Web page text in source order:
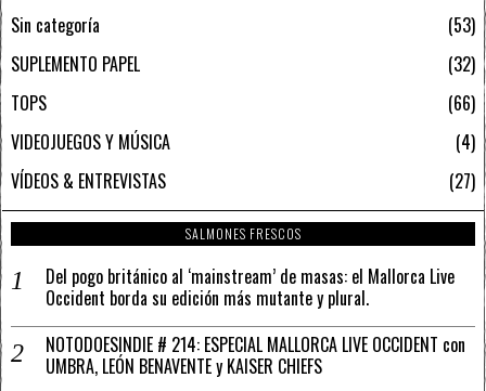
Sin categoría
53
SUPLEMENTO PAPEL
32
TOPS
66
VIDEOJUEGOS Y MÚSICA
4
VÍDEOS & ENTREVISTAS
27
SALMONES FRESCOS
Del pogo británico al ‘mainstream’ de masas: el Mallorca Live
Occident borda su edición más mutante y plural.
NOTODOESINDIE # 214: ESPECIAL MALLORCA LIVE OCCIDENT con
UMBRA, LEÓN BENAVENTE y KAISER CHIEFS